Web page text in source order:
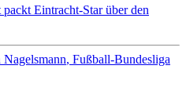
packt Eintracht-Star über den
Nagelsmann Fußball-Bundesliga